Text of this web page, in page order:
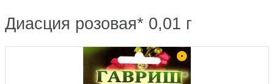
Диасция розовая* 0,01 г